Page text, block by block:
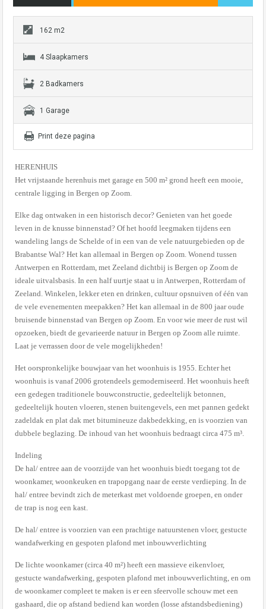
162 m2
4 Slaapkamers
2 Badkamers
1 Garage
Print deze pagina
HERENHUIS
Het vrijstaande herenhuis met garage en 500 m² grond heeft een mooie,
centrale ligging in Bergen op Zoom.
Elke dag ontwaken in een historisch decor? Genieten van het goede
leven in de knusse binnenstad? Of het hoofd leegmaken tijdens een
wandeling langs de Schelde of in een van de vele natuurgebieden op de
Brabantse Wal? Het kan allemaal in Bergen op Zoom. Wonend tussen
Antwerpen en Rotterdam, met Zeeland dichtbij is Bergen op Zoom de
ideale uitvalsbasis. In een half uurtje staat u in Antwerpen, Rotterdam of
Zeeland. Winkelen, lekker eten en drinken, cultuur opsnuiven of één van
de vele evenementen meepakken? Het kan allemaal in de 800 jaar oude
bruisende binnenstad van Bergen op Zoom. En voor wie meer de rust wil
opzoeken, biedt de gevarieerde natuur in Bergen op Zoom alle ruimte.
Laat je verrassen door de vele mogelijkheden!
Het oorspronkelijke bouwjaar van het woonhuis is 1955. Echter het
woonhuis is vanaf 2006 grotendeels gemoderniseerd. Het woonhuis heeft
een gedegen traditionele bouwconstructie, gedeeltelijk betonnen,
gedeeltelijk houten vloeren, stenen buitengevels, een met pannen gedekt
zadeldak en plat dak met bitumineuze dakbedekking, en is voorzien van
dubbele beglazing. De inhoud van het woonhuis bedraagt circa 475 m³.
Indeling
De hal/ entree aan de voorzijde van het woonhuis biedt toegang tot de
woonkamer, woonkeuken en trapopgang naar de eerste verdieping. In de
hal/ entree bevindt zich de meterkast met voldoende groepen, en onder
de trap is nog een kast.
De hal/ entree is voorzien van een prachtige natuurstenen vloer, gestucte
wandafwerking en gespoten plafond met inbouwverlichting
De lichte woonkamer (circa 40 m²) heeft een massieve eikenvloer,
gestucte wandafwerking, gespoten plafond met inbouwverlichting, en om
de woonkamer compleet te maken is er een sfeervolle schouw met een
gashaard, die op afstand bediend kan worden (losse afstandsbediening)